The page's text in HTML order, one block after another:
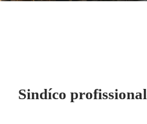
Sindíco profissional